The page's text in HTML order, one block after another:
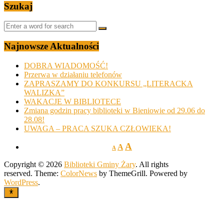
Szukaj
Najnowsze Aktualności
DOBRA WIADOMOŚĆ!
Przerwa w działaniu telefonów
ZAPRASZAMY DO KONKURSU „LITERACKA
WALIZKA”
WAKACJE W BIBLIOTECE
Zmiana godzin pracy biblioteki w Bieniowie od 29.06 do
28.08!
UWAGA – PRACA SZUKA CZŁOWIEKA!
A A A
Copyright © 2026 Biblioteki Gminy Żary. All rights
reserved. Theme: ColorNews by ThemeGrill. Powered by
WordPress.